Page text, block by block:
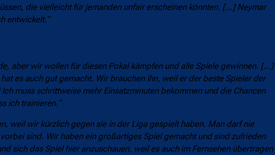
die vielleicht für jemanden unfair erscheinen könnten. […] Neymar
entwickelt.“
aber wir wollen für diesen Pokal kämpfen und alle Spiele gewinnen. […]
es auch gut gemacht. Wir brauchen ihn, weil er der beste Spieler der
muss schrittweise mehr Einsatzminuten bekommen und die Chancen
ich trainieren.“
weil wir kürzlich gegen sie in der Liga gespielt haben. Man darf nie
sind. Wir haben ein großartiges Spiel gemacht und sind zufrieden
sich das Spiel hier anzuschauen, weil es auch im Fernsehen übertragen